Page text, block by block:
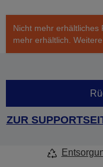
Nicht mehr erhältliches
mehr erhältlich.
ZUR